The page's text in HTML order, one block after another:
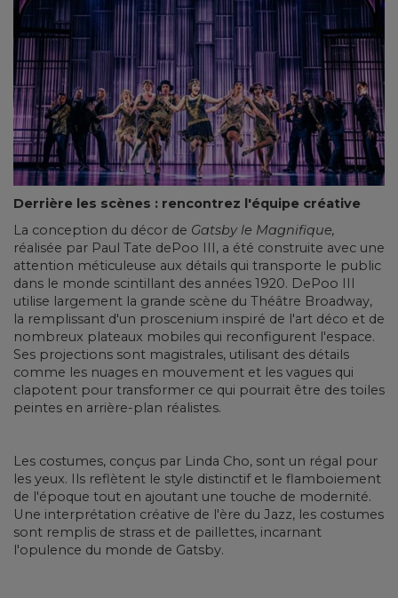
Derrière les scènes : rencontrez l'équipe créative
La conception du décor de Gatsby le Magnifique,
réalisée par Paul Tate dePoo III, a été construite avec une
attention méticuleuse aux détails qui transporte le public
dans le monde scintillant des années 1920. DePoo III
utilise largement la grande scène du Théâtre Broadway,
la remplissant d'un proscenium inspiré de l'art déco et de
nombreux plateaux mobiles qui reconfigurent l'espace.
Ses projections sont magistrales, utilisant des détails
comme les nuages en mouvement et les vagues qui
clapotent pour transformer ce qui pourrait être des toiles
peintes en arrière-plan réalistes.
Les costumes, conçus par Linda Cho, sont un régal pour
les yeux. Ils reflètent le style distinctif et le flamboiement
de l'époque tout en ajoutant une touche de modernité.
Une interprétation créative de l'ère du Jazz, les costumes
sont remplis de strass et de paillettes, incarnant
l'opulence du monde de Gatsby.